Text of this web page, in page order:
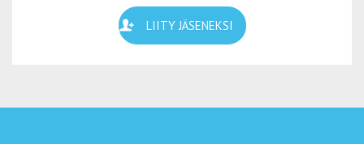
LIITY JÄSENEKSI